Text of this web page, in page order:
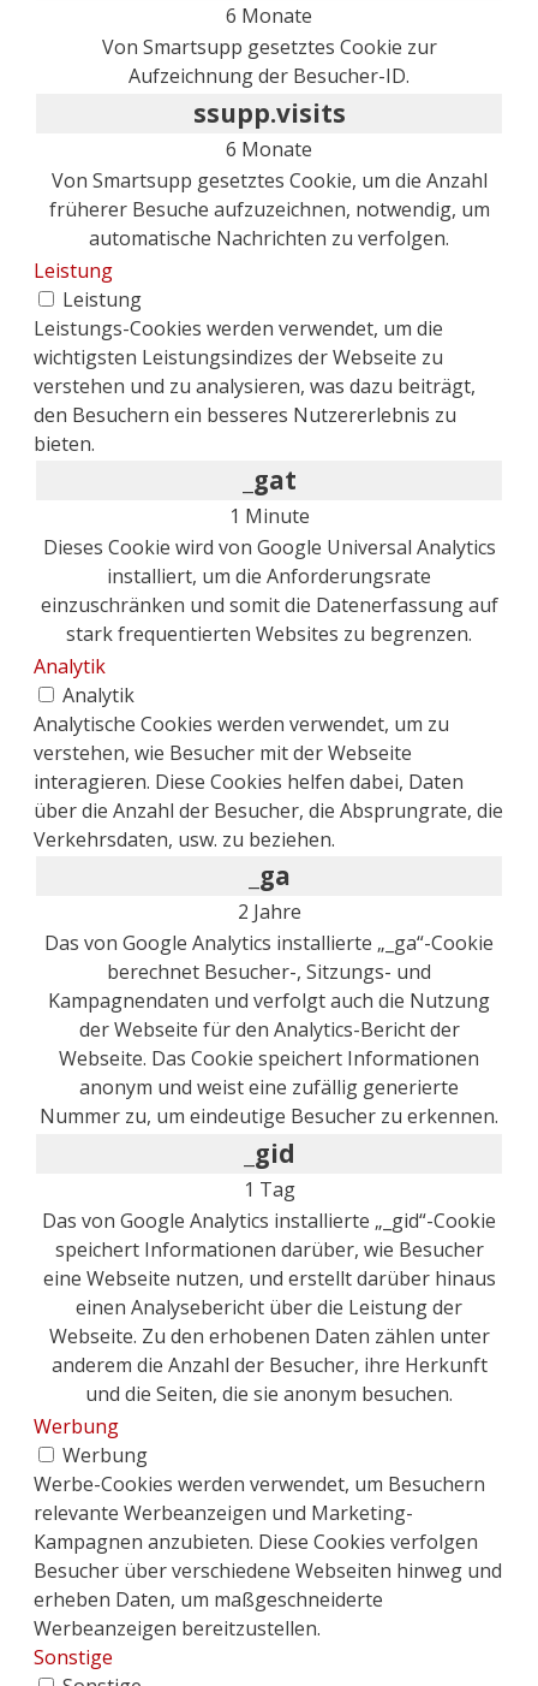
6 Monate
Von Smartsupp gesetztes Cookie zur
Aufzeichnung der Besucher-ID.
ssupp.visits
6 Monate
Von Smartsupp gesetztes Cookie, um die Anzahl
früherer Besuche aufzuzeichnen, notwendig, um
automatische Nachrichten zu verfolgen.
Leistung
Leistung
Leistungs-Cookies werden verwendet, um die
wichtigsten Leistungsindizes der Webseite zu
verstehen und zu analysieren, was dazu beiträgt,
den Besuchern ein besseres Nutzererlebnis zu
bieten.
_gat
1 Minute
Dieses Cookie wird von Google Universal Analytics
installiert, um die Anforderungsrate
einzuschränken und somit die Datenerfassung auf
stark frequentierten Websites zu begrenzen.
Analytik
Analytik
Analytische Cookies werden verwendet, um zu
verstehen, wie Besucher mit der Webseite
interagieren. Diese Cookies helfen dabei, Daten
über die Anzahl der Besucher, die Absprungrate, die
Verkehrsdaten, usw. zu beziehen.
_ga
2 Jahre
Das von Google Analytics installierte „_ga“-Cookie
berechnet Besucher-, Sitzungs- und
Kampagnendaten und verfolgt auch die Nutzung
der Webseite für den Analytics-Bericht der
Webseite. Das Cookie speichert Informationen
anonym und weist eine zufällig generierte
Nummer zu, um eindeutige Besucher zu erkennen.
_gid
1 Tag
Das von Google Analytics installierte „_gid“-Cookie
speichert Informationen darüber, wie Besucher
eine Webseite nutzen, und erstellt darüber hinaus
einen Analysebericht über die Leistung der
Webseite. Zu den erhobenen Daten zählen unter
anderem die Anzahl der Besucher, ihre Herkunft
und die Seiten, die sie anonym besuchen.
Werbung
Werbung
Werbe-Cookies werden verwendet, um Besuchern
relevante Werbeanzeigen und Marketing-
Kampagnen anzubieten. Diese Cookies verfolgen
Besucher über verschiedene Webseiten hinweg und
erheben Daten, um maßgeschneiderte
Werbeanzeigen bereitzustellen.
Sonstige